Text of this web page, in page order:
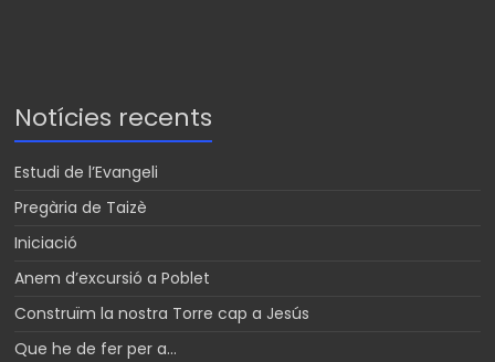
Notícies recents
Estudi de l’Evangeli
Pregària de Taizè
Iniciació
Anem d’excursió a Poblet
Construïm la nostra Torre cap a Jesús
Que he de fer per a…